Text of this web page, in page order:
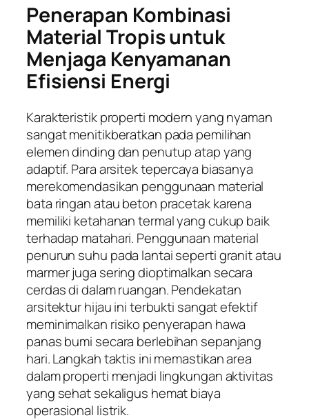
Penerapan Kombinasi
Material Tropis untuk
Menjaga Kenyamanan
Efisiensi Energi
Karakteristik properti modern yang nyaman
sangat menitikberatkan pada pemilihan
elemen dinding dan penutup atap yang
adaptif. Para arsitek tepercaya biasanya
merekomendasikan penggunaan material
bata ringan atau beton pracetak karena
memiliki ketahanan termal yang cukup baik
terhadap matahari. Penggunaan material
penurun suhu pada lantai seperti granit atau
marmer juga sering dioptimalkan secara
cerdas di dalam ruangan. Pendekatan
arsitektur hijau ini terbukti sangat efektif
meminimalkan risiko penyerapan hawa
panas bumi secara berlebihan sepanjang
hari. Langkah taktis ini memastikan area
dalam properti menjadi lingkungan aktivitas
yang sehat sekaligus hemat biaya
operasional listrik.